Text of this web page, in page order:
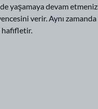
yaşamaya devam
verir. Aynı zamanda
hafifletir.